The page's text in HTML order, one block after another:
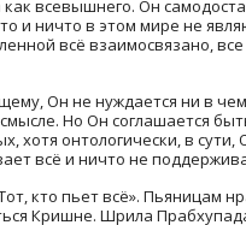
всевышнего. Он
и ничто в этом мире не
всё взаимосвязано, все
Он не нуждается ни в
Но Он соглашается
хотя онтологически, в сути,
всё и ничто не
кто пьет всё». Пьяницам
Кришне. Шрила